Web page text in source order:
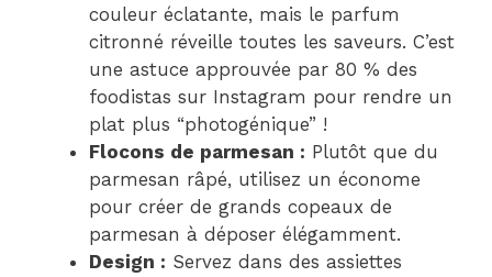
couleur éclatante, mais le parfum
citronné réveille toutes les saveurs. C’est
une astuce approuvée par 80 % des
foodistas sur Instagram pour rendre un
plat plus “photogénique” !
Flocons de parmesan : Plutôt que du
parmesan râpé, utilisez un économe
pour créer de grands copeaux de
parmesan à déposer élégamment.
Design : Servez dans des assiettes